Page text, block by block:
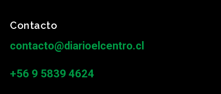
Contacto
contacto@diarioelcentro.cl
+56 9 5839 4624